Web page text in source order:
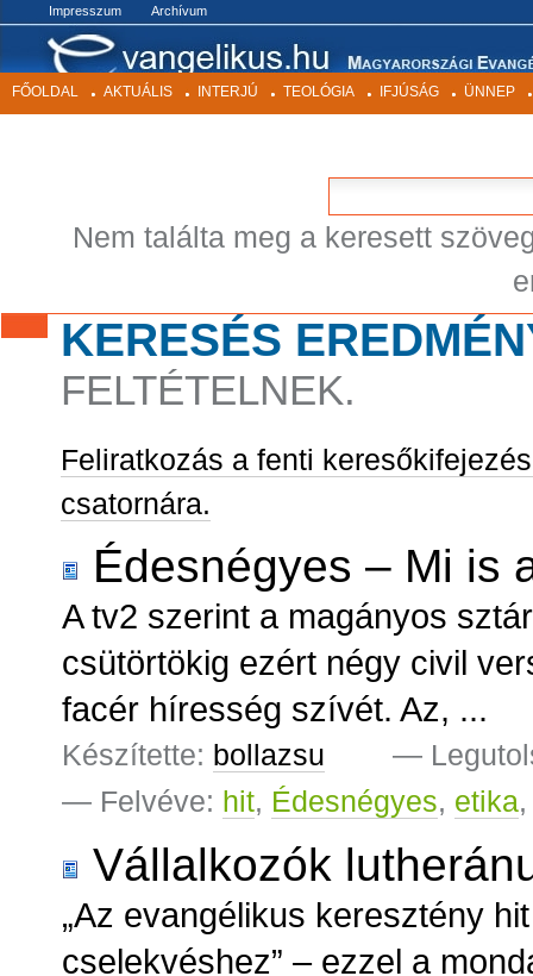
Impresszum Archívum
FŐOLDAL AKTUÁLIS INTERJÚ TEOLÓGIA IFJÚSÁG ÜNNEP
Nem találta meg a keresett
KERESÉS
FELTÉTELNEK.
Feliratkozás a fenti
csatornára.
Édesnégyes – Mi is
A tv2 szerint a magányos
csütörtökig ezért négy civil
facér híresség szívét. Az, ...
Készítette: bollazsu —
— Felvéve: hit, Édesnégyes, etika
Vállalkozók
„Az evangélikus keresztény
cselekvéshez” – ezzel a